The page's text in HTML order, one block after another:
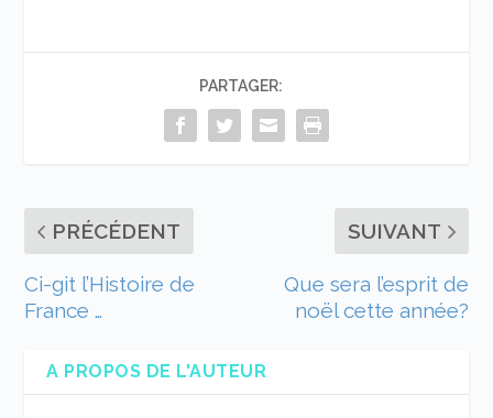
PARTAGER:
PRÉCÉDENT
Ci-git l’Histoire de
France …
SUIVANT
Que sera l’esprit de
noël cette année?
A PROPOS DE L'AUTEUR